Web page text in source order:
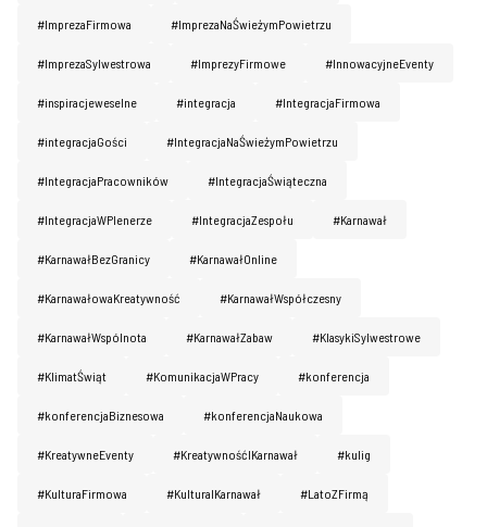
#ImprezaFirmowa #ImprezaNaŚwieżymPowietrzu
#ImprezaSylwestrowa #ImprezyFirmowe #InnowacyjneEventy
#inspiracjeweselne #integracja #IntegracjaFirmowa
#integracjaGości #IntegracjaNaŚwieżymPowietrzu
#IntegracjaPracowników #IntegracjaŚwiąteczna
#IntegracjaWPlenerze #IntegracjaZespołu #Karnawał
#KarnawałBezGranicy #KarnawałOnline
#KarnawałowaKreatywność #KarnawałWspółczesny
#KarnawałWspólnota #KarnawałZabaw #KlasykiSylwestrowe
#KlimatŚwiąt #KomunikacjaWPracy #konferencja
#konferencjaBiznesowa #konferencjaNaukowa
#KreatywneEventy #KreatywnośćIKarnawał #kulig
#KulturaFirmowa #KulturaIKarnawał #LatoZFirmą